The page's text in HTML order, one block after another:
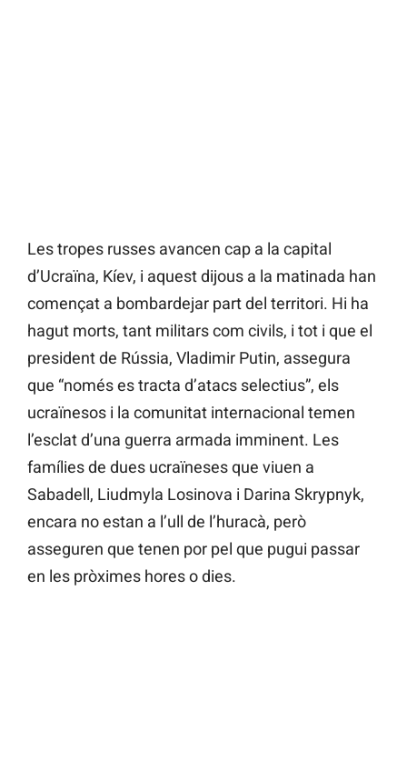
Les tropes russes avancen cap a la capital
d’Ucraïna, Kíev, i aquest dijous a la matinada han
començat a bombardejar part del territori. Hi ha
hagut morts, tant militars com civils, i tot i que el
president de Rússia, Vladimir Putin, assegura
que “només es tracta d’atacs selectius”, els
ucraïnesos i la comunitat internacional temen
l’esclat d’una guerra armada imminent. Les
famílies de dues ucraïneses que viuen a
Sabadell, Liudmyla Losinova i Darina Skrypnyk,
encara no estan a l’ull de l’huracà, però
asseguren que tenen por pel que pugui passar
en les pròximes hores o dies.